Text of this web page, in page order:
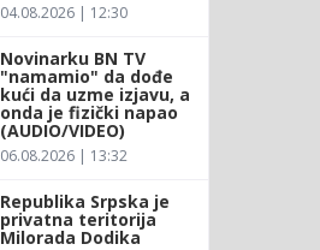
04.08.2026 | 12:30
Novinarku BN TV
"namamio" da dođe
kući da uzme izjavu, a
onda je fizički napao
(AUDIO/VIDEO)
06.08.2026 | 13:32
Republika Srpska je
privatna teritorija
Milorada Dodika